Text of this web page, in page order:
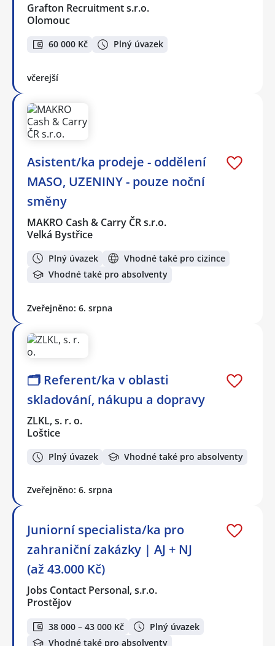
Grafton Recruitment s.r.o.
Olomouc
60 000 Kč Plný úvazek
včerejší
Asistent/ka prodeje - oddělení
MASO, UZENINY - pouze noční
směny
MAKRO Cash & Carry ČR s.r.o.
Velká Bystřice
Plný úvazek
Vhodné také pro cizince
Vhodné také pro absolventy
Zveřejněno: 6. srpna
🗂️ Referent/ka v oblasti
skladování, nákupu a dopravy
ZLKL, s. r. o.
Loštice
Plný úvazek Vhodné také pro absolventy
Zveřejněno: 6. srpna
Juniorní specialista/ka pro
zahraniční zakázky | AJ + NJ
(až 43.000 Kč)
Jobs Contact Personal, s.r.o.
Prostějov
38 000 – 43 000 Kč
Plný úvazek
Vhodné také pro absolventy